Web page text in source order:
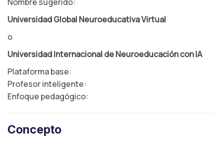
Universidad Global Neuroeducativa Virtual
o
Universidad Internacional de Neuroeducación con IA
Plataforma base:
Profesor inteligente:
Enfoque pedagógico:
Concepto